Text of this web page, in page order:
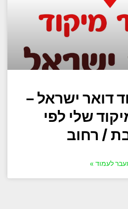
דואר ישראל –
שלי לפי
/ רחוב
לעמוד »